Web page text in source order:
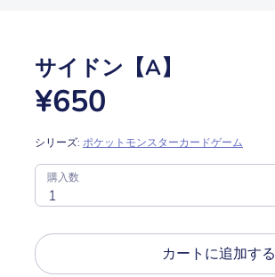
サイドン【A】
¥650
シリーズ: ポケットモンスターカードゲーム
SKU:
購
入
数
1
購入数
カートに追加する